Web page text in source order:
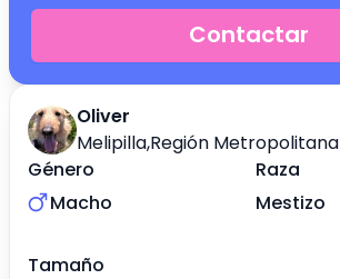
Oliver
Melipilla,Región Metropolitana
Género
Macho
Raza
Mestizo
Tamaño
Contactar